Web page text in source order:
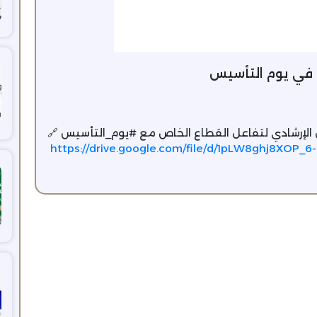
في يوم التأسيس
الإرشادي لتفاعل القطاع الخاص مع #يوم_التأسيس 🔗
https://drive.google.com/file/d/